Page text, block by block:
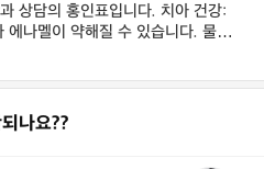
상담의 홍인표입니다. 치아 건강:
에나멜이 약해질 수 있습니다. 물로
나요??